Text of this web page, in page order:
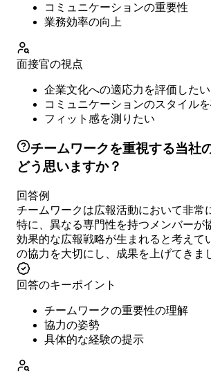
コミュニケーションの重要性
業務効率の向上
面接官の視点
企業文化への適応力を評価したい
コミュニケーションのスタイル
フィット感を測りたい
チームワークを重視する当社
どう思いますか？
回答例
チームワークは広報活動において非常
特に、異なる専門性を持つメンバーが
効果的な広報戦略が生まれると考えて
の協力を大切にし、成果を上げてきま
回答のキーポイント
チームワークの重要性の理解
協力の姿勢
具体的な経験の提示